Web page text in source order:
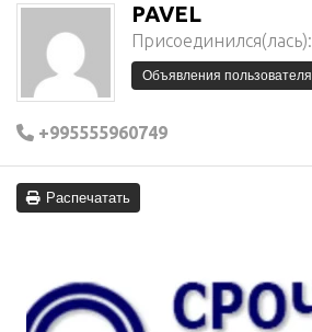
PAVEL
Присоединился(лась):
Объявления пользователя
+995555960749
Распечатать